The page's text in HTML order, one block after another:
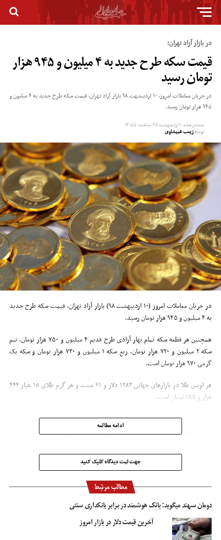
در بازار آزاد تهران؛
قیمت سکه طرح جدید به ۴ میلیون و ۹۴۵ هزار
تومان رسید
در جریان معاملات امروز، ۱۰ اردیبشهت ۹۸ بازار آزاد تهران، قیمت سکه طرح جدید به ۴ میلیون و
۹۴۵ هزار تومان رسید.
منتشر شده۱۰ اردیبهشت ۹۸, ساعت: ۱۲:۵۵
توسطزینب غبیشاوی
در جریان معاملات امروز (۱۰ اردیبهشت ۹۸) بازار آزاد تهران، قیمت سکه طرح جدید
به ۴ میلیون و ۹۴۵ هزار تومان رسید.
همچنین هر قطعه سکه تمام بهار آزادی طرح قدیم ۴ میلیون و ۷۵۰ هزار تومان، نیم
سکه ۲ میلیون و ۷۲۰ هزار تومان، ربع سکه ۱ میلیون و ۷۳۰ هزار تومان و سکه یک
گرمی ۹۷۰ هزار تومان است.
هر اونس طلا در بازارهای جهانی ۱۲۸۳ دلار و ۶۱ سنت و هر گرم طلای ۱۸ عیار ۴۴۴
هزار و ۱۵۵ تومان است.
اقتصاد ایران بازار سکه سکه صرافی های مجاز قیمت سکه نرخ ارز
جهت ثبت دیدگاه کلیک کنید
ادامه مطالعه
مطالب مرتبط
دومان سهند میگوید: بانک هوشمند در برابر بانکداری سنتی
آخرین قیمت دلار در بازار امروز